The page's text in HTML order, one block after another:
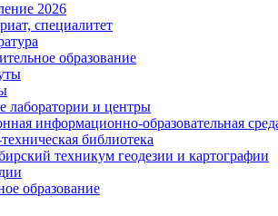
2026
специалитет
образование
лаборатории и центры
информационно-образовательная
библиотека
техникум геодезии и картографии
образование